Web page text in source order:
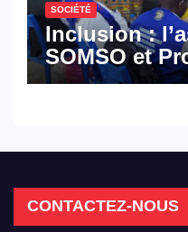
SOCIÉTÉ
Inclusion :
SOMSO et
militent en
CONTACTEZ-NOUS